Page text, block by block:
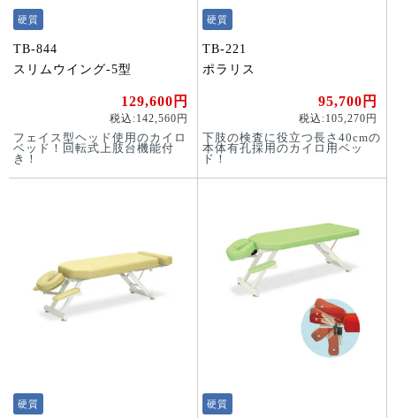
硬質
TB-844
スリムウイング-5型
129,600円
税込:142,560円
フェイス型ヘッド使用のカイロ
ベッド！回転式上肢台機能付
き！
硬質
TB-221
ポラリス
95,700円
税込:105,270円
下肢の検査に役立つ長さ40cmの
本体有孔採用のカイロ用ベッ
ド！
硬質 硬質